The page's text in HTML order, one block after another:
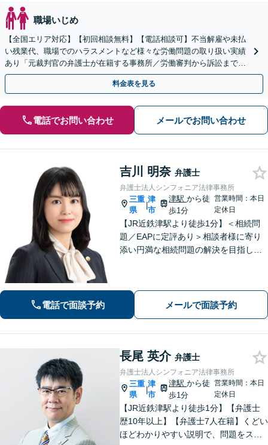
職場いじめ
【全国エリア対応】【初回相談無料】【電話相談可】不当解雇や未払
い残業代、職場でのハラスメントなど様々な労働問題の取り扱い実績
あり「元裁判官の弁護士が在籍する事務所／労働審判から訴訟まで、
裁判官経験を活かした最適な戦略を立案」
料金表を見る
電話でお問い合わせ メールでお問い合わせ
吉川 明奈 弁護士
弁護士法人シンフォニア法律事務所
三重
県
|
津
市
津駅から徒
歩1分
営業時間：本日
定休日
【JR近鉄津駅より徒歩1分】＜相続問
題／EAPに定評あり＞相談者様に寄り
添い円満な相続問題の解決を目指しま
P＞従業員の抱えるお悩みをお伺いし、
改善・解決を目指します
電話で面談予約 メールで面談予約
長尾 英介 弁護士
弁護士法人シンフォニア法律事務所
三重
県
|
津
市
津駅から徒
歩1分
営業時間：本日
定休日
【JR近鉄津駅より徒歩1分】【弁護士
歴10年以上】【弁護士7人在籍】くどい
ほどわかりやすい説明で、問題をスム